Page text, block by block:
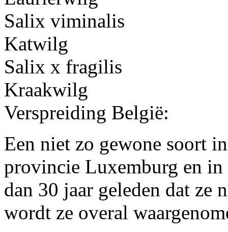
Salix viminalis
Katwilg
Salix x fragilis
Kraakwilg
Verspreiding België:
Een niet zo gewone soort
provincie Luxemburg en in
dan 30 jaar geleden dat ze
wordt ze overal